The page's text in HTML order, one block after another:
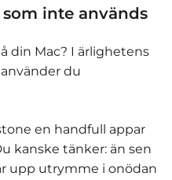
inte används
din Mac? I ärlighetens
du
en handfull appar
kanske tänker: än sen
upp utrymme i onödan